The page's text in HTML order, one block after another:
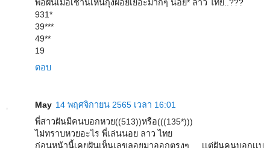
พ่อฝันเมื่อเช้านี้เห็นกุ้งฝอยเยอะมากๆ นอย* ลาว ไทย..???
931*
39***
49**
19
ตอบ
May 14 พฤศจิกายน 2565 เวลา 16:01
พี่สาวฝันมีคนบอกหวย((513))หรือ(((135*)))
ไม่ทราบหวยอะไร พี่เล่นนอย ลาว ไทย
ก่อนหน้านี้เคยฝันเห็นเลขลอยมาออกตรงๆ เเต่ฝันคนบอกเเบ